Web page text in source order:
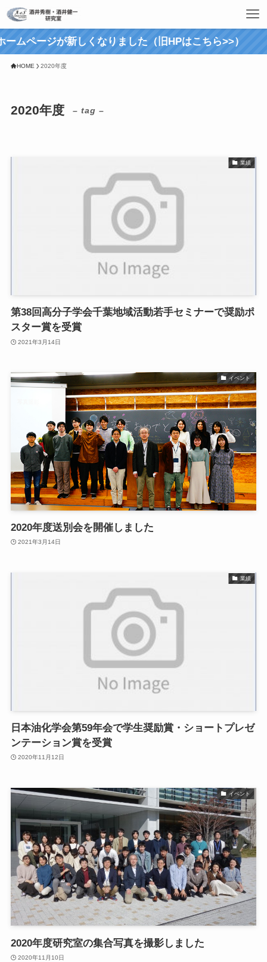
ージが新しくなりました（旧HPはこちら>>）
HOME 2020年度
2020年度 – tag –
業績
第38回高分子学会千葉地域活動若手セミナーで奨励ポ
スター賞を受賞
2021年3月14日
イベント
2020年度送別会を開催しました
2021年3月14日
業績
日本油化学会第59年会で学生奨励賞・ショートプレゼ
ンテーション賞を受賞
2020年11月12日
イベント
2020年度研究室の集合写真を撮影しました
2020年11月10日